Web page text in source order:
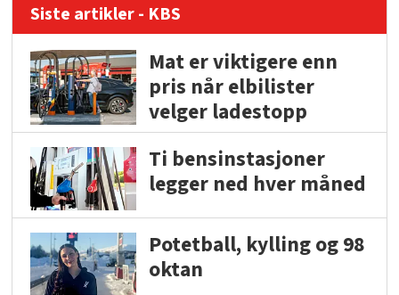
Siste artikler - KBS
Mat er viktigere enn
pris når elbilister
velger ladestopp
Ti bensinstasjoner
legger ned hver måned
Potetball, kylling og 98
oktan